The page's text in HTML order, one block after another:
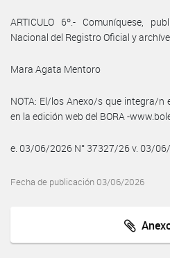
ARTICULO 6º.- Comuníquese,
Nacional del Registro Oficial y
Mara Agata Mentoro
NOTA: El/los Anexo/s que integra/n
en la edición web del BORA -
e. 03/06/2026 N° 37327/26 v. 03/
Fecha de publicación 03/06/2026